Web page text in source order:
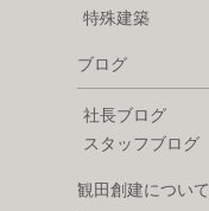
特殊建築
ブログ
社長ブログ
スタッフブログ
観田創建について